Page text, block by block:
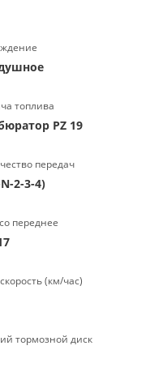
топлива
PZ 19
передач
2-3-4)
переднее
(км/час)
тормозной диск